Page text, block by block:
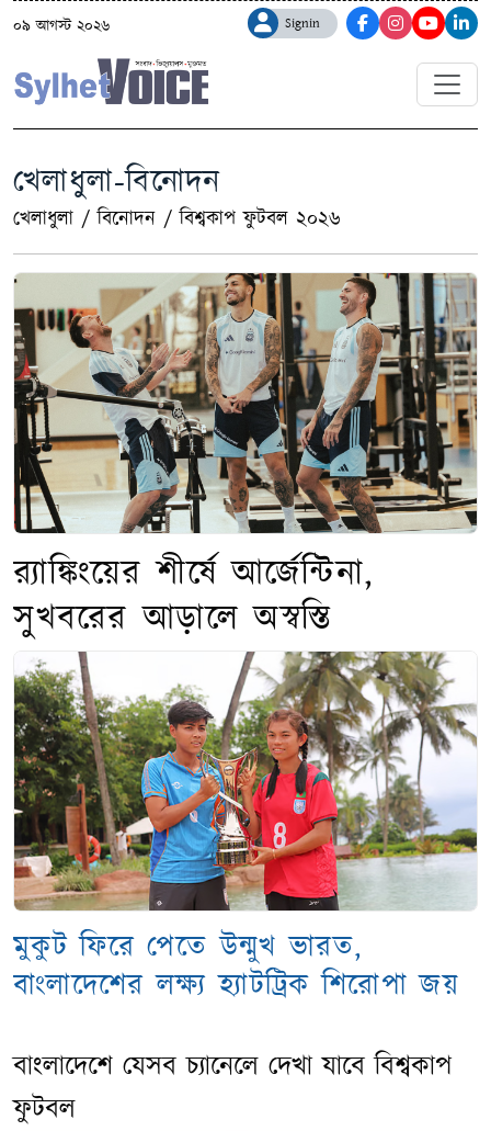
০৯ আগস্ট ২০২৬ Signin
খেলাধুলা-বিনোদন
খেলাধুলা /বিনোদন /বিশ্বকাপ ফুটবল ২০২৬
র‍্যাঙ্কিংয়ের শীর্ষে আর্জেন্টিনা,
সুখবরের আড়ালে অস্বস্তি
মুকুট ফিরে পেতে উন্মুখ ভারত,
বাংলাদেশের লক্ষ্য হ্যাটট্রিক শিরোপা জয়
বাংলাদেশে যেসব চ্যানেলে দেখা যাবে বিশ্বকাপ
ফুটবল